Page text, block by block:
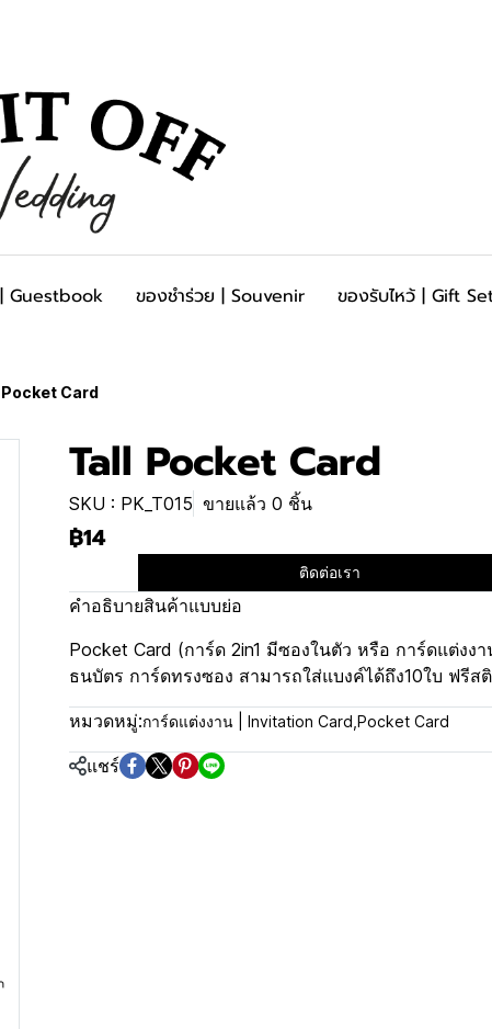
Guestbook ของชำร่วย | Souvenir ของรับไหว้ | Gift
Card
Tall Pocket Card
SKU : PK_T015 ขายแล้ว 0 ชิ้น
฿14
ติดต่อเรา
คำอธิบายสินค้าแบบย่อ
Pocket Card (การ์ด 2in1 มีซองในตัว หรือ การ์ดแต่งง
ธนบัตร การ์ดทรงซอง สามารถใส่แบงค์ได้ถึง10ใบ ฟรีส
หมวดหมู่:การ์ดแต่งงาน | Invitation Card Pocket Card
แชร์